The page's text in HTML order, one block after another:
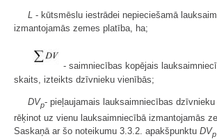
L - kūtsmēslu iestrādei nepieciešamā
izmantojamās zemes platība, ha;
- saimniecības kopējais
skaits, izteikts dzīvnieku vienībās;
DVp- pieļaujamais lauksaimniecības dzīvnieku
rēķinot uz vienu lauksaimniecībā izmantojamās
Saskaņā ar šo noteikumu 3.3.2. apakšpunktu DVp